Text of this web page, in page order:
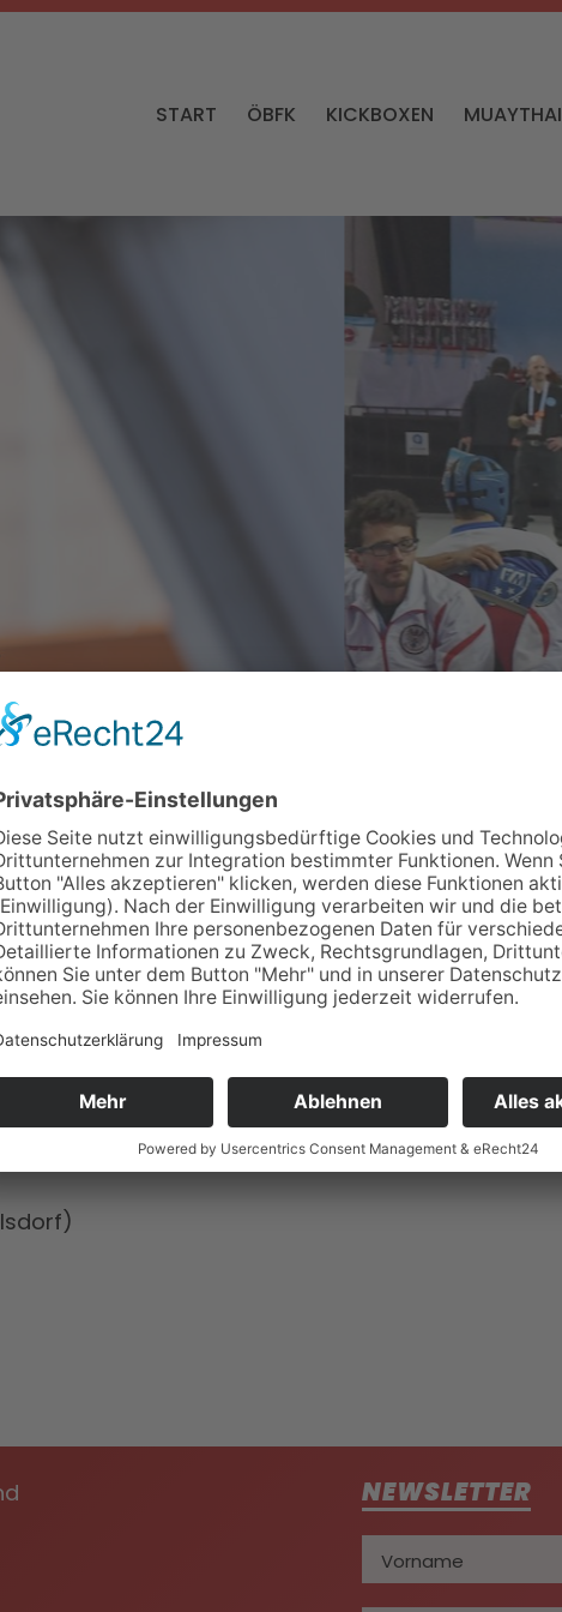
START ÖBFK KICKBOXEN MUAYTHAI
ÖBFK
NEWSLETTER